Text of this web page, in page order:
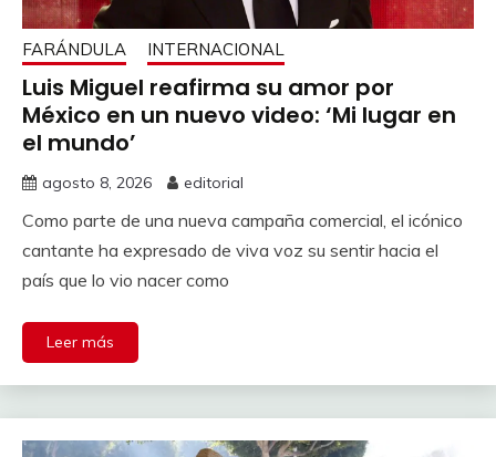
FARÁNDULA INTERNACIONAL
Luis Miguel reafirma su amor por
México en un nuevo video: ‘Mi lugar en
el mundo’
agosto 8, 2026 editorial
Como parte de una nueva campaña comercial, el icónico
cantante ha expresado de viva voz su sentir hacia el
país que lo vio nacer como
Leer más